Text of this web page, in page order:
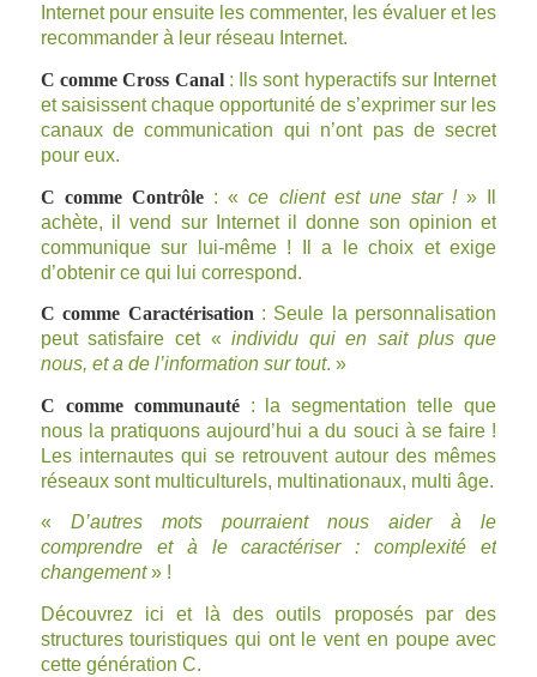
Internet pour ensuite les commenter, les évaluer et les
recommander à leur réseau Internet.
C comme Cross Canal: Ils sont hyperactifs sur Internet
et saisissent chaque opportunité de s’exprimer sur les
canaux de communication qui n’ont pas de secret
pour eux.
C comme Contrôle: «ce client est une star !» Il
achète, il vend sur Internet il donne son opinion et
communique sur lui-même ! Il a le choix et exige
d’obtenir ce qui lui correspond.
C comme Caractérisation : Seule la personnalisation
peut satisfaire cet «individu qui en sait plus que
nous, et a de l’information sur tout. »
C comme communauté: la segmentation telle que
nous la pratiquons aujourd’hui a du souci à se faire !
Les internautes qui se retrouvent autour des mêmes
réseaux sont multiculturels, multinationaux, multi âge.
« D’autres mots pourraient nous aider à le
comprendre et à le caractériser : complexité et
changement» !
Découvrez ici et là des outils proposés par des
structures touristiques qui ont le vent en poupe avec
cette génération C.